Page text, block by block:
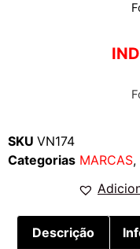
SKU VN174
Categorias MARCAS,
Descrição